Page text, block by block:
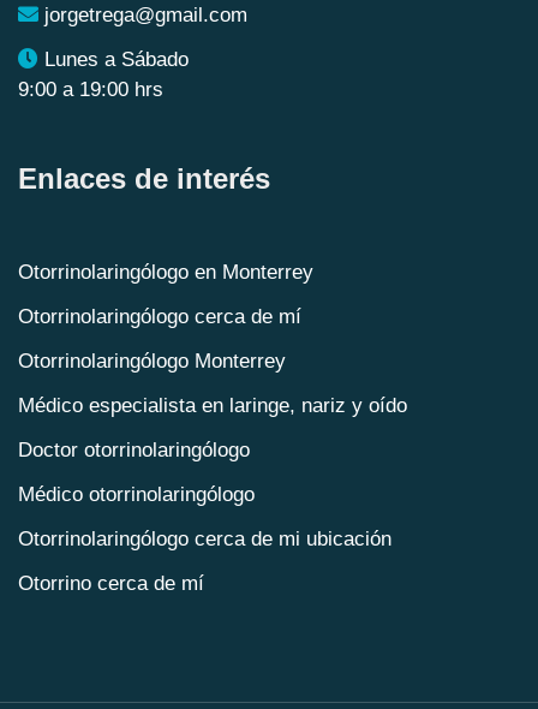
jorgetrega@gmail.com
Lunes a Sábado
9:00 a 19:00 hrs
Enlaces de interés
Otorrinolaringólogo en Monterrey
Otorrinolaringólogo cerca de mí
Otorrinolaringólogo Monterrey
Médico especialista en laringe, nariz y oído
Doctor otorrinolaringólogo
Médico otorrinolaringólogo
Otorrinolaringólogo cerca de mi ubicación
Otorrino cerca de mí